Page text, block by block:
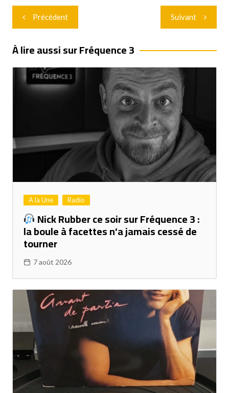
Navigation
de
l’article
Précédent Suivant
À lire aussi sur Fréquence 3
A la Une Radio
Nick Rubber ce soir sur Fréquence 3 :
la boule à facettes n’a jamais cessé de
tourner
7 août 2026